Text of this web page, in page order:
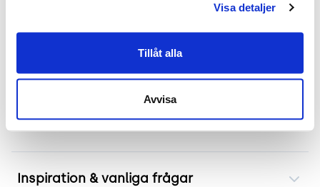
Visa detaljer
Tillåt alla
Avvisa
sänkbara sitsen gör den idealisk för både hemmet
GreenGuard-certifierad vilket säkerställer att den
Frakt & leverans
Inspiration & vanliga frågar